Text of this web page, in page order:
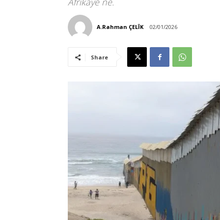
A.Rahman ÇELÎK 02/01/2026
Share